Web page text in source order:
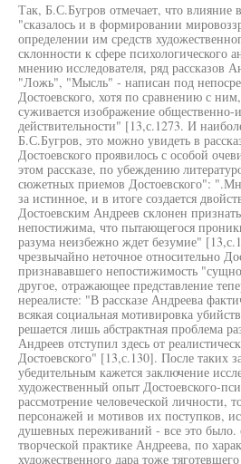
Так, Б.С.Бугров отмечает, что влияние
"сказалось и в формировании
определении им средств
склонности к сфере психологического
мнению исследователя, ряд рассказов
"Ложь", "Мысль" - написан под
Достоевского, хотя по сравнению с
суживается изображение общественно-
действительности" [13,с.1273. И
Б.С.Бугров, это можно увидеть в
Достоевского проявилось с особой
этом рассказе, по убеждению
сюжетных приемов Достоевского":
за истинное, и в итоге создается
Достоевским Андреев склонен
непостижима, что пытающегося
разума неизбежно ждет безумие"
чрезвычайно неточное относительно
признававшего непостижимость
другое, отражающее представление
нереалисте: "В рассказе Андреева
всякая социальная мотивировка
решается лишь абстрактная проблема
Андреев отступил здесь от
Достоевского" [13,с.130]. После таких
убедительным кажется заключение
художественный опыт Достоевского-
рассмотрение человеческой личности,
персонажей и мотивов их поступков,
душевных переживаний - все это было.
творческой практике Андреева, по
художественного дара тоже